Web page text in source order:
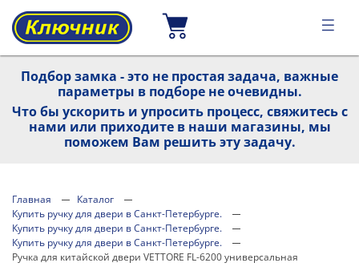
Подбор замка - это не простая задача, важные
параметры в подборе не очевидны.
Что бы ускорить и упросить процесс, свяжитесь с
нами или приходите в наши магазины, мы
поможем Вам решить эту задачу.
Главная
Каталог
Купить ручку для двери в Санкт-Петербурге.
Купить ручку для двери в Санкт-Петербурге.
Купить ручку для двери в Санкт-Петербурге.
Ручка для китайской двери VETTORE FL-6200 универсальная